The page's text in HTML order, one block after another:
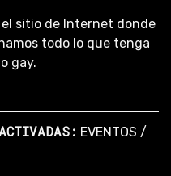
el sitio de Internet donde
todo lo que tenga
gay.
EVENTOS /